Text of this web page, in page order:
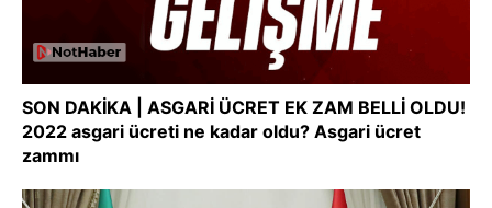
SON DAKİKA | ASGARİ ÜCRET EK ZAM BELLİ OLDU!
2022 asgari ücreti ne kadar oldu? Asgari ücret
zammı